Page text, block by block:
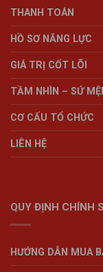
THANH TOÁN
HỒ SƠ NĂNG LỰC
GIÁ TRỊ CỐT LÕI
TẦM NHÌN – SỨ
CƠ CẤU TỔ CHỨC
LIÊN HỆ
QUY ĐỊNH CHÍNH
HƯỚNG DẪN MUA